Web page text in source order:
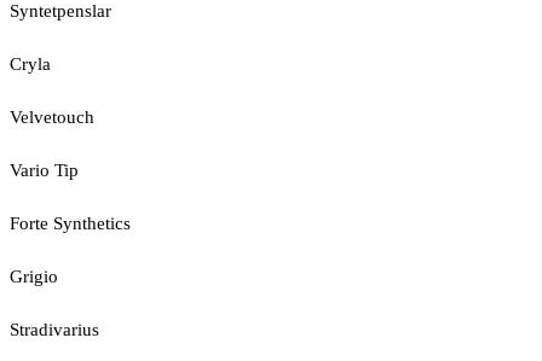
Syntetpenslar
Cryla
Velvetouch
Vario Tip
Forte Synthetics
Grigio
Stradivarius